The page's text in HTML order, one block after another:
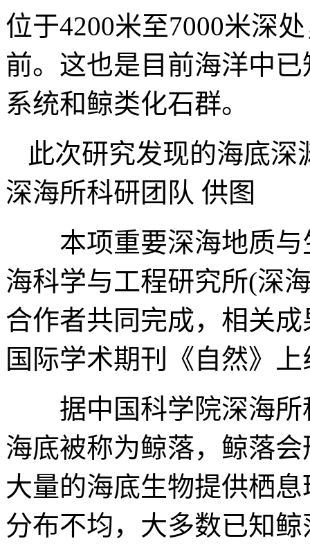
位于4200米至7000米深
前。这也是目前海洋中
系统和鲸类化石群。
此次研究发现的海底
深海所科研团队 供图
本项重要深海地质与
海科学与工程研究所(深
合作者共同完成，相关
国际学术期刊《自然》
据中国科学院深海所
海底被称为鲸落，鲸落
大量的海底生物提供栖
分布不均，大多数已知